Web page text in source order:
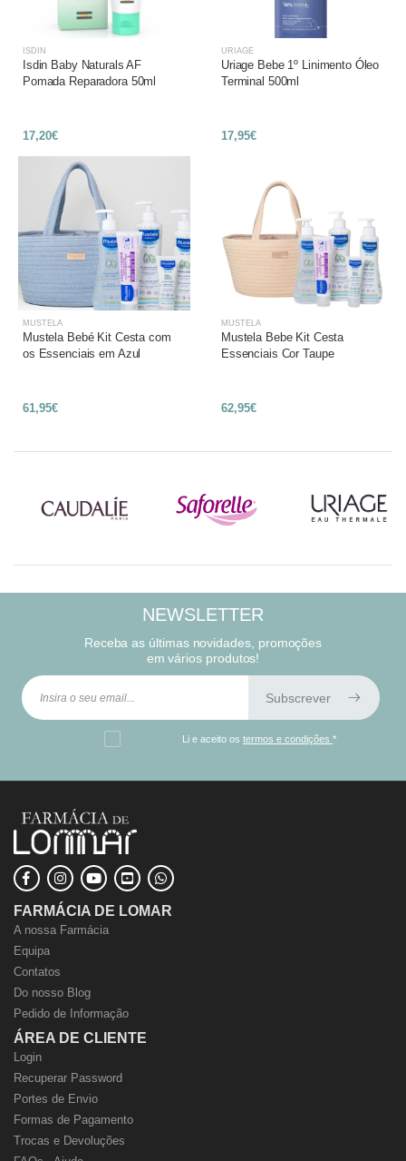
ISDIN
Isdin Baby Naturals AF
Pomada Reparadora 50ml
17,20€
URIAGE
Uriage Bebe 1º Linimento Óleo
Terminal 500ml
17,95€
MUSTELA
Mustela Bebé Kit Cesta com
os Essenciais em Azul
61,95€
MUSTELA
Mustela Bebe Kit Cesta
Essenciais Cor Taupe
62,95€
NEWSLETTER
Receba as últimas novidades, promoções
em vários produtos!
Subscrever
Li e aceito ostermos e condições*
FARMÁCIA DE LOMAR
A nossa Farmácia
Equipa
Contatos
Do nosso Blog
Pedido de Informação
ÁREA DE CLIENTE
Login
Recuperar Password
Portes de Envio
Formas de Pagamento
Trocas e Devoluções